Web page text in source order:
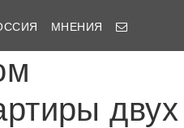
МНЕНИЯ
двух